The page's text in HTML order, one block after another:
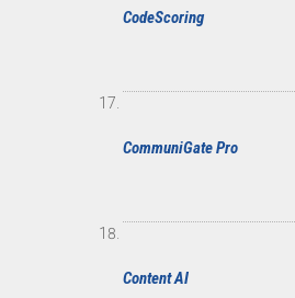
CodeScoring
CommuniGate Pro
Content AI